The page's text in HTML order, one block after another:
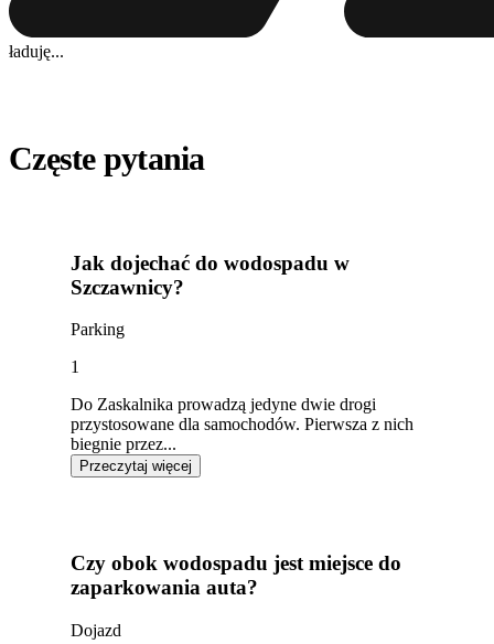
ładuję...
Częste pytania
Jak dojechać do wodospadu w
Szczawnicy?
Parking
1
Do Zaskalnika prowadzą jedyne dwie drogi
przystosowane dla samochodów. Pierwsza z nich
biegnie przez...
Przeczytaj więcej
Czy obok wodospadu jest miejsce do
zaparkowania auta?
Dojazd